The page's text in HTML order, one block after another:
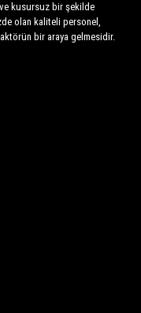
fiyatlarımız ve
tüm
hizmet
donatılmış
ve bu
sayesinde
sahiptir.
ve misafirlerimize
kusursuz bir şekilde
olan kaliteli personel,
bir araya gelmesidir.